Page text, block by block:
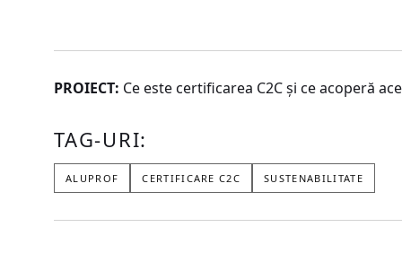
PROIECT: Ce este certificarea C2C și ce acoperă
TAG-URI:
ALUPROF CERTIFICARE C2C SUSTENABILITATE